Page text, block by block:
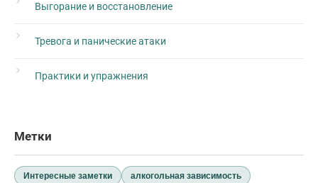
Выгорание и восстановление
Тревога и панические атаки
Практики и упражнения
Метки
Интересные заметки
алкогольная зависимость